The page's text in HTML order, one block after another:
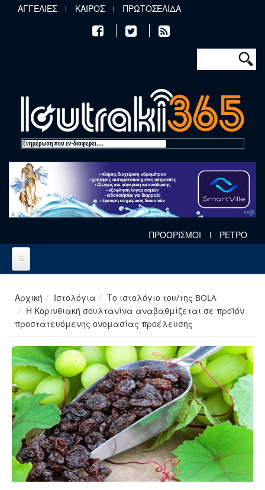
Παράκαμψη προς το κυρίως περιεχόμενο
ΑΓΓΕΛΙΕΣ ΚΑΙΡΟΣ ΠΡΩΤΟΣΕΛΙΔΑ
Φόρμα
Αναζήτηση
ΠΡΟΟΡΙΣΜΟΙ ΡΕΤΡΟ
Αρχική Ιστολόγια
Το ιστολόγιο του/της BOLA
Η Κορινθιακή σουλτανίνα αναβαθμίζεται σε προϊόν
προστατευόμενης ονομασίας προέλευσης